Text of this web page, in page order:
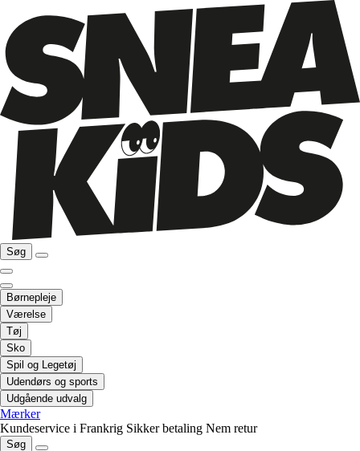
Søg
Børnepleje
Værelse
Tøj
Sko
Spil og Legetøj
Udendørs og sports
Udgående udvalg
Mærker
Kundeservice i Frankrig Sikker betaling Nem retur
Søg